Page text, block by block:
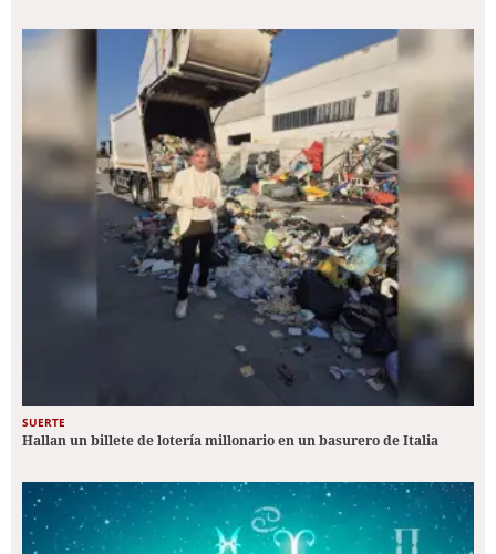
SUERTE
Hallan un billete de lotería millonario en un basurero de Italia